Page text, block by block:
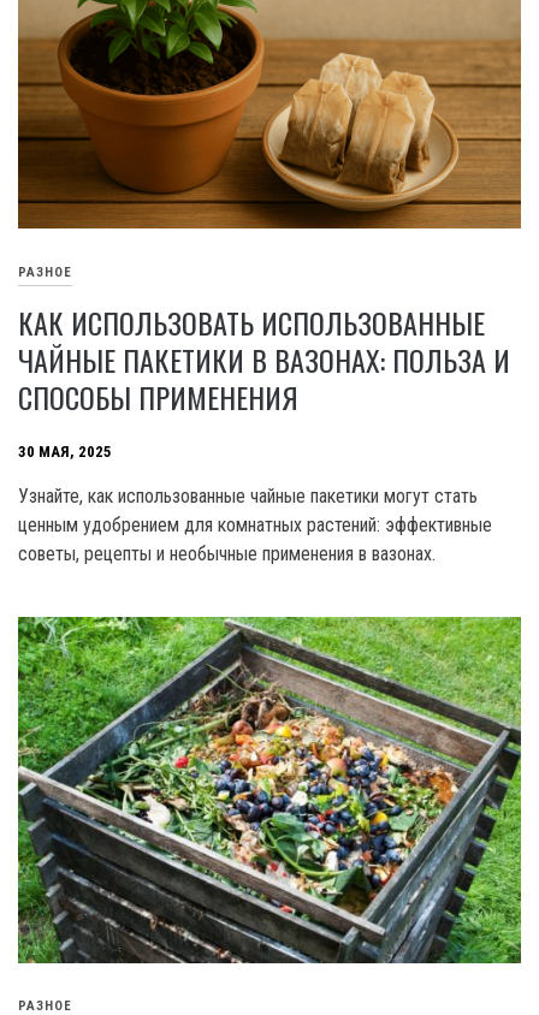
РАЗНОЕ
КАК ИСПОЛЬЗОВАТЬ ИСПОЛЬЗОВАННЫЕ
ЧАЙНЫЕ ПАКЕТИКИ В ВАЗОНАХ: ПОЛЬЗА И
СПОСОБЫ ПРИМЕНЕНИЯ
30 МАЯ, 2025
Узнайте, как использованные чайные пакетики могут стать
ценным удобрением для комнатных растений: эффективные
советы, рецепты и необычные применения в вазонах.
РАЗНОЕ